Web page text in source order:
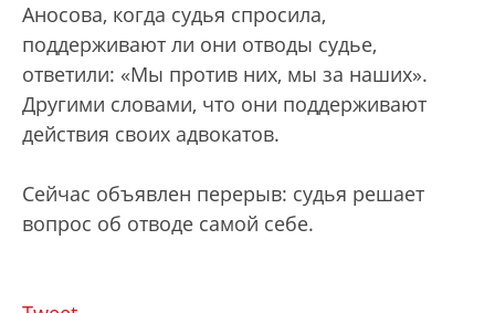
Аносова, когда судья спросила,
поддерживают ли они отводы судье,
ответили: «Мы против них, мы за наших».
Другими словами, что они поддерживают
действия своих адвокатов.
Сейчас объявлен перерыв: судья решает
вопрос об отводе самой себе.